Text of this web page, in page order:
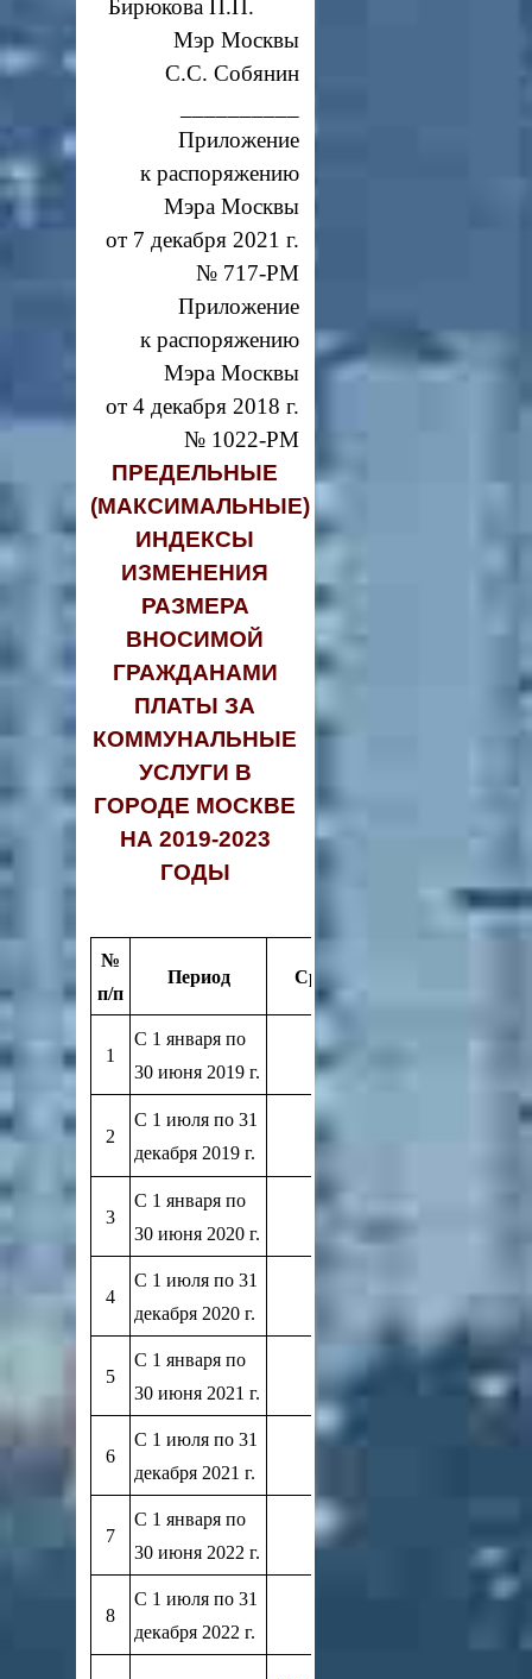
Бирюкова П.П.
Мэр Москвы
С.С. Собянин
Приложение
к распоряжению
Мэра Москвы
от 7 декабря 2021 г.
№ 717-РМ
Приложение
к распоряжению
Мэра Москвы
от 4 декабря 2018 г.
№ 1022-РМ
ПРЕДЕЛЬНЫЕ
(МАКСИМАЛЬНЫЕ)
ИНДЕКСЫ
ИЗМЕНЕНИЯ
РАЗМЕРА
ВНОСИМОЙ
ГРАЖДАНАМИ
ПЛАТЫ ЗА
КОММУНАЛЬНЫЕ
УСЛУГИ В
ГОРОДЕ МОСКВЕ
НА 2019-2023
ГОДЫ
№
п/п
Период Средний индекс
1
С 1 января по
30 июня 2019 г.
2
С 1 июля по 31
декабря 2019 г.
3
С 1 января по
30 июня 2020 г.
0
4
С 1 июля по 31
декабря 2020 г.
5
С 1 января по
30 июня 2021 г.
6
С 1 июля по 31
декабря 2021 г.
7
С 1 января по
30 июня 2022 г.
8
С 1 июля по 31
декабря 2022 г.